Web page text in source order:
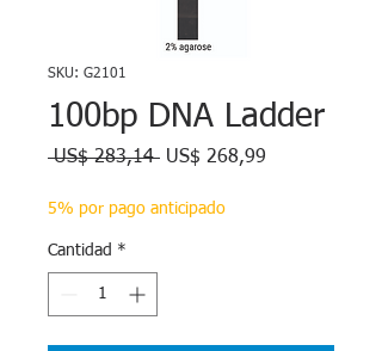
SKU: G2101
100bp DNA Ladder
US$ 283,14 Precio
US$ 268,99
5% por pago anticipado
Cantidad *